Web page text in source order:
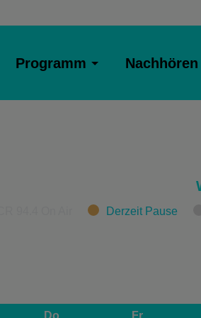
Programm Nachhören
Derzeit Pause